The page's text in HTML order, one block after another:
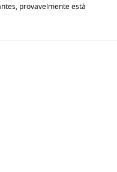
provavelmente está